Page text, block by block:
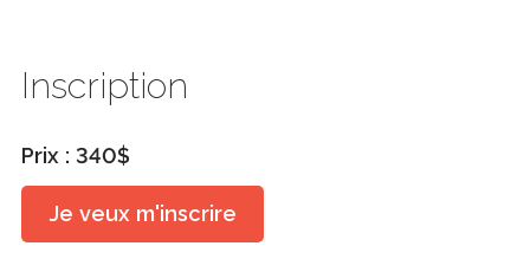
Inscription
Prix : 340$
Je veux m'inscrire